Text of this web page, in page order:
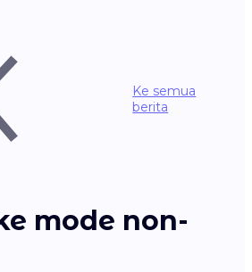
Ke semua
berita
mode non-